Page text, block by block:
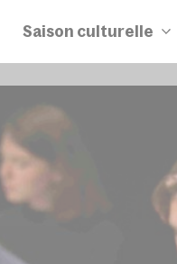
Saison culturelle